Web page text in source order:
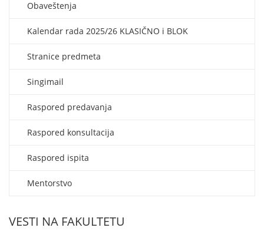
Obaveštenja
Kalendar rada 2025/26 KLASIČNO i BLOK
Stranice predmeta
Singimail
Raspored predavanja
Raspored konsultacija
Raspored ispita
Mentorstvo
VESTI NA FAKULTETU